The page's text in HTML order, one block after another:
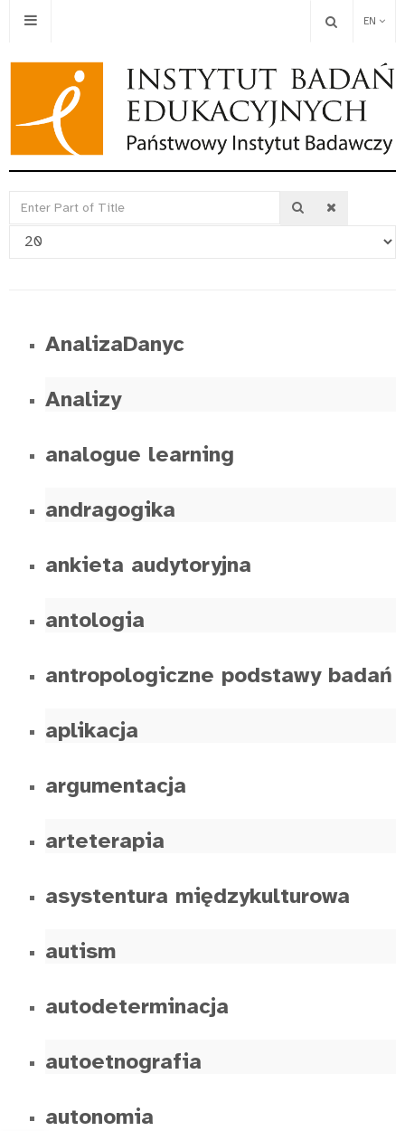
EN
Enter
AnalizaDanyc
Analizy
analogue learning
andragogika
ankieta audytoryjna
antologia
antropologiczne podstawy badań
aplikacja
argumentacja
arteterapia
asystentura międzykulturowa
autism
autodeterminacja
autoetnografia
autonomia